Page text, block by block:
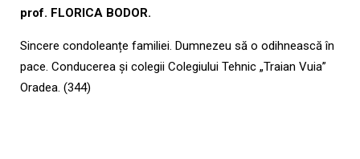
prof. FLORICA BODOR.
Sincere condoleanțe familiei. Dumnezeu să o odihnească în
pace. Conducerea și colegii Colegiului Tehnic „Traian Vuia”
Oradea. (344)